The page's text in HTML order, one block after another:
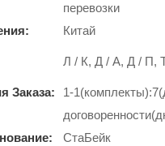
перевозки
Китай
Л / К, Д / А, Д / П,
Заказа:
1-
СтаБейк